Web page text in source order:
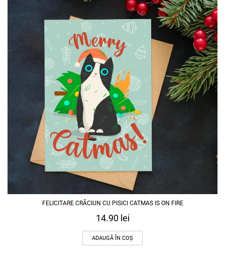
FELICITARE CRĂCIUN CU PISICI CATMAS IS ON FIRE
14.90 lei
ADAUGĂ ÎN COȘ